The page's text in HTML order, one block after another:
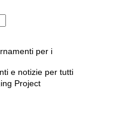
per i
e notizie per tutti
Project